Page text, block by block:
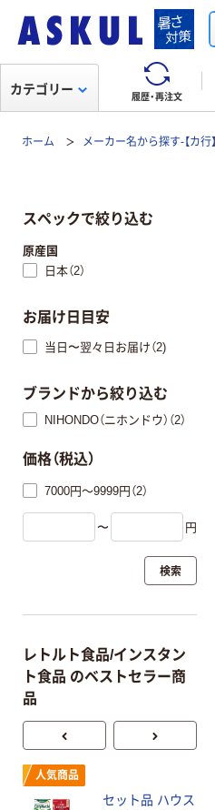
履歴・再注文
カテゴリー
ホーム メーカー名から探す-【カ行】
スペックで絞り込む
原産国
日本（2）
お届け日目安
当日〜翌々日お届け（2)
ブランドから絞り込む
NIHONDO（ニホンドウ）（2）
価格（税込）
7000円～9999円（2）
〜 円
検索
レトルト食品/インスタン
ト食品 のベストセラー商
品
人気商品
セット品 ハウス